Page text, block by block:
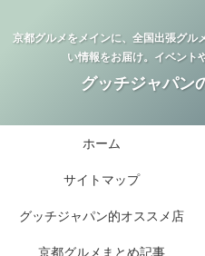
京都グルメをメインに、全国出張グル
い情報をお届け。イベント
グッチジャパン
ホーム
サイトマップ
グッチジャパン的オススメ店
京都グルメまとめ記事